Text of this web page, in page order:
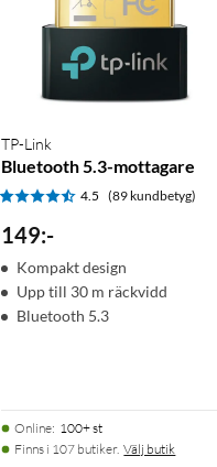
TP-Link
Bluetooth 5.3-mottagare
4.5 (89 kundbetyg)
149:-
Kompakt design
Upp till 30 m räckvidd
Bluetooth 5.3
Online: 100+ st
Finns i 107 butiker. Välj butik